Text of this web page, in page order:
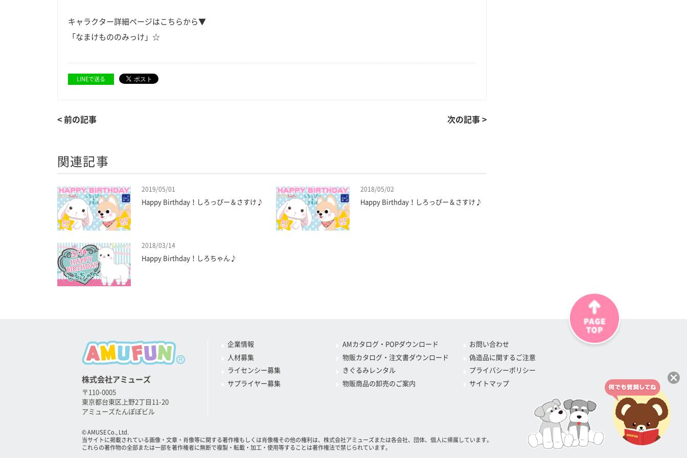
キャラクター詳細ページはこちらから▼
「 なまけもののみっけ 」☆
LINEで送る
< 前の記事 次の記事 >
関連記事
2019/05/01
Happy Birthday！しろっぴー＆さすけ♪
2018/05/02
Happy Birthday！しろっぴー＆さすけ♪
2018/03/14
Happy Birthday！しろちゃん♪
企業情報
人材募集
ライセンシー募集
サプライヤー募集
AMカタログ・POPダウンロード
物販カタログ・注文書ダウンロード
きぐるみレンタル
物販商品の卸売のご案内
お問い合わせ
偽造品に関するご注意
プライバシーポリシー
サイトマップ
株式会社アミューズ
〒110-0005
東京都台東区上野2丁目11-20
アミューズたんぽぽビル
© AMUSE Co., Ltd.
当サイトに掲載されている画像・文章・肖像等に関する著作権もしくは肖像権その他の権利は、株式会社アミューズまたは各会社、団体、個人に帰属しています。
これらの著作物の全部または一部を著作権者に無断で複製・転載・加工・使用等することは著作権法で禁じられています。